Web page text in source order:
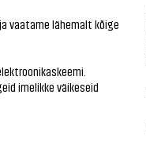
vaatame lähemalt kõige
imelikke väikeseid